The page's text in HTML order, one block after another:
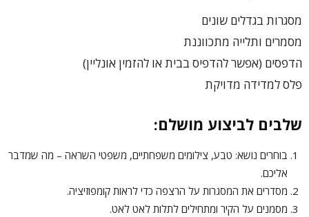
מסגרות בגדלים שונים
מסמרים ותלייה מתכווננת
הדפסים (אפשר להדפיס בבית או להזמין אונליין)
פלס למדידה מדויקת
שלבים לביצוע מושלם:
בוחרים נושא: טבע, צילומים משפחתיים, משפטי השראה – מה שמדבר
אליכם.
מסדרים את המסגרות על הרצפה כדי לראות קומפוזיציה.
מסמנים על הקיר ומתחילים לתלות לאט לאט.